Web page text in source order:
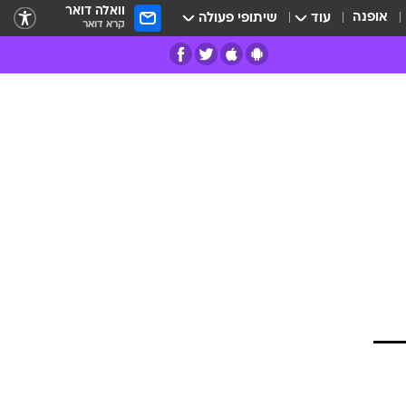
אופנה עוד שיתופי פעולה וואלה דואר
קרא דואר